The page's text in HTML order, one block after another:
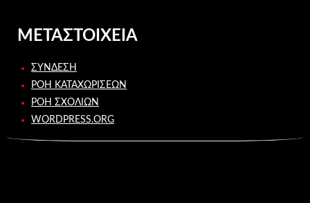
ΜΕΤΑΣΤΟΙΧΕΊΑ
ΣΎΝΔΕΣΗ
ΡΟΉ ΚΑΤΑΧΩΡΊΣΕΩΝ
ΡΟΉ ΣΧΟΛΊΩΝ
WORDPRESS.ORG